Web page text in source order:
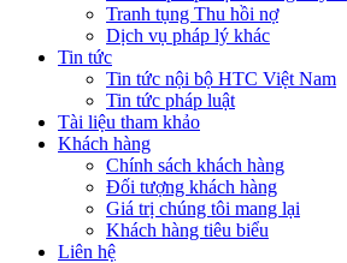
Tranh tụng Thu hồi nợ
Dịch vụ pháp lý khác
Tin tức
Tin tức nội bộ HTC Việt Nam
Tin tức pháp luật
Tài liệu tham khảo
Khách hàng
Chính sách khách hàng
Đối tượng khách hàng
Giá trị chúng tôi mang lại
Khách hàng tiêu biểu
Liên hệ